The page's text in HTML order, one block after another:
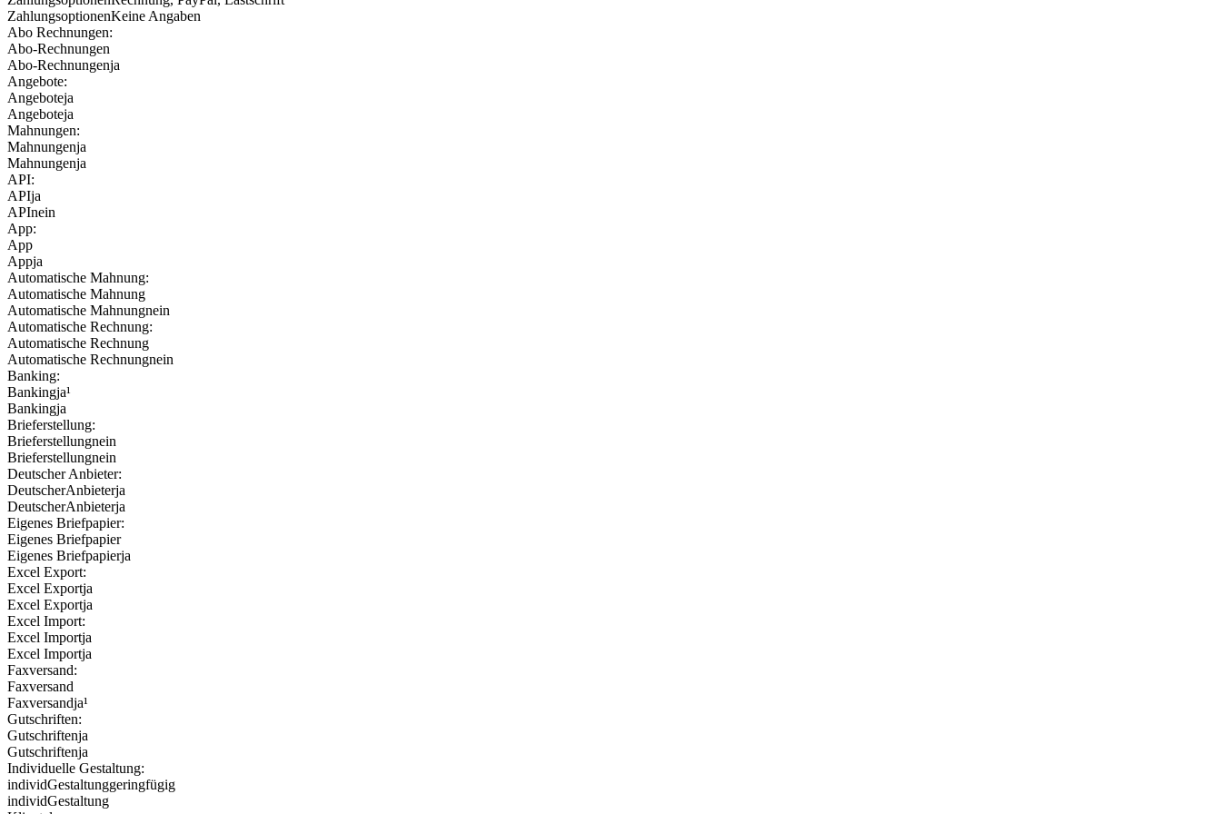
ZahlungsoptionenKeine Angaben
Abo Rechnungen:
Abo-Rechnungen
Abo-Rechnungenja
Angebote:
Angeboteja
Angeboteja
Mahnungen:
Mahnungenja
Mahnungenja
API:
APIja
APInein
App:
App
Appja
Automatische Mahnung:
Automatische Mahnung
Automatische Mahnungnein
Automatische Rechnung:
Automatische Rechnung
Automatische Rechnungnein
Banking:
Bankingja¹
Bankingja
Brieferstellung:
Brieferstellungnein
Brieferstellungnein
Deutscher Anbieter:
DeutscherAnbieterja
DeutscherAnbieterja
Eigenes Briefpapier:
Eigenes Briefpapier
Eigenes Briefpapierja
Excel Export:
Excel Exportja
Excel Exportja
Excel Import:
Excel Importja
Excel Importja
Faxversand:
Faxversand
Faxversandja¹
Gutschriften:
Gutschriftenja
Gutschriftenja
Individuelle Gestaltung:
individGestaltunggeringfügig
individGestaltung